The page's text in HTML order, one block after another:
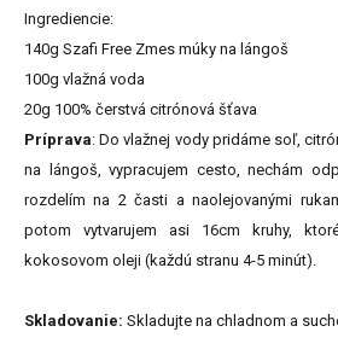
Ingrediencie:
140g Szafi Free Zmes múky na lángoš
100g vlažná voda
20g 100% čerstvá citrónová šťava
Príprava: Do vlažnej vody pridáme soľ,
na lángoš, vypracujem cesto, nechám
rozdelím na 2 časti a naolejovanými
potom vytvarujem asi 16cm kruhy,
kokosovom oleji (každú stranu 4-5 minút).
Skladovanie: Skladujte na chladnom a